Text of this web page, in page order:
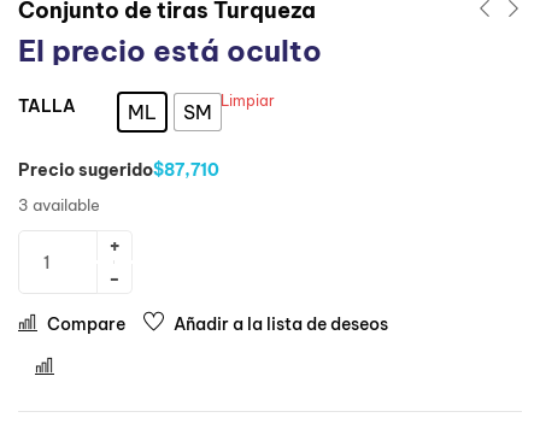
Conjunto de tiras Turqueza
El precio está oculto
TALLA ML SM Limpiar
Precio sugerido$87,710
3 available
Compare Añadir a la lista de deseos